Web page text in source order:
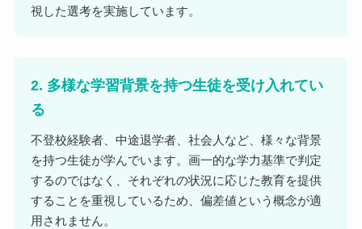
視した選考を実施しています。
2. 多様な学習背景を持つ生徒を受け入れてい
る
不登校経験者、中途退学者、社会人など、様々な背景
を持つ生徒が学んでいます。画一的な学力基準で判定
するのではなく、それぞれの状況に応じた教育を提供
することを重視しているため、偏差値という概念が適
用されません。